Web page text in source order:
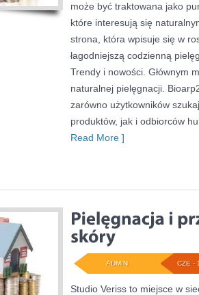
może być traktowana jako
które interesują się
strona, która wpisuje się w
łagodniejszą codzienną
Trendy i nowości. Głównym
naturalnej pielęgnacji.
zarówno użytkowników
produktów, jak i odbiorców
Read More ]
CZE -
ADMIN
Studio Veriss to miejsce w